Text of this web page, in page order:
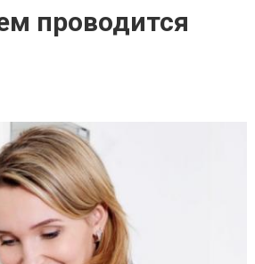
проводится